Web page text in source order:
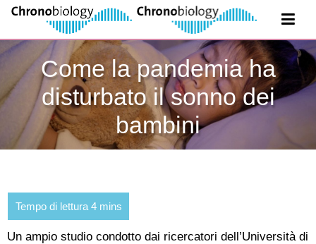
Come la pandemia ha
disturbato il sonno dei
bambini
Un ampio studio condotto dai ricercatori dell’Università di